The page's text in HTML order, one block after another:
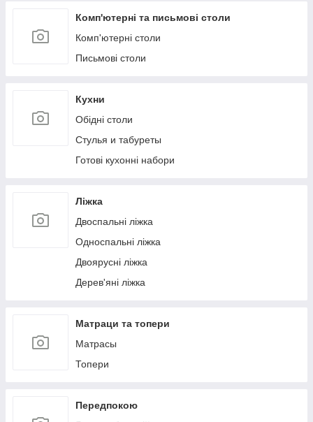
Комп'ютерні та письмові столи
Комп'ютерні столи
Письмові столи
Кухни
Обідні столи
Стулья и табуреты
Готові кухонні набори
Ліжка
Двоспальні ліжка
Односпальні ліжка
Двоярусні ліжка
Дерев'яні ліжка
Матраци та топери
Матрасы
Топери
Передпокою